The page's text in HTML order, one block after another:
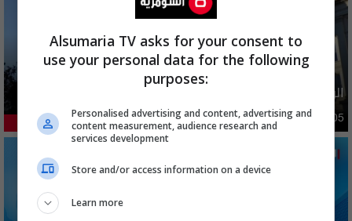
الولايات المتحدة تعلن رفع عقوبات عن ايران
دوليات 38.09% 10:10 | 2026-08-05
Alsumaria TV asks for your consent to
use your personal data for the following
purposes:
Personalised advertising and content, advertising and
content measurement, audience research and
services development
Store and/or access information on a device
Learn more